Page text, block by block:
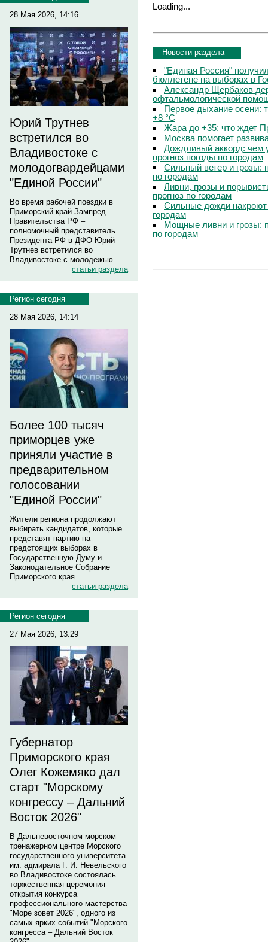
28 Мая 2026, 14:16
Юрий Трутнев
встретился во
Владивостоке с
молодогвардейцами
"Единой России"
Во время рабочей поездки в
Приморский край Зампред
Правительства РФ –
полномочный представитель
Президента РФ в ДФО Юрий
Трутнев встретился во
Владивостоке с молодежью.
статьи раздела
Регион сегодня
28 Мая 2026, 14:14
Более 100 тысяч
приморцев уже
приняли участие в
предварительном
голосовании
"Единой России"
Жители региона продолжают
выбирать кандидатов, которые
представят партию на
предстоящих выборах в
Государственную Думу и
Законодательное Собрание
Приморского края.
статьи раздела
Регион сегодня
27 Мая 2026, 13:29
Губернатор
Приморского края
Олег Кожемяко дал
старт "Морскому
конгрессу – Дальний
Восток 2026"
В Дальневосточном морском
тренажерном центре Морского
государственного университета
им. адмирала Г. И. Невельского
во Владивостоке состоялась
торжественная церемония
открытия конкурса
профессионального мастерства
"Море зовет 2026", одного из
самых ярких событий "Морского
конгресса – Дальний Восток
Loading...
Новости раздела
"Единая Россия"
бюллетене на выборах в
Александр Щербаков
офтальмологической
Первое дыхание осени:
+8 °C
Жара до +35: что ждет
Москва помогает
Дождливый аккорд: чем
прогноз погоды по городам
Сильный ветер и грозы:
по городам
Ливни, грозы и
прогноз по городам
Сильные дожди
городам
Мощные ливни и грозы:
по городам